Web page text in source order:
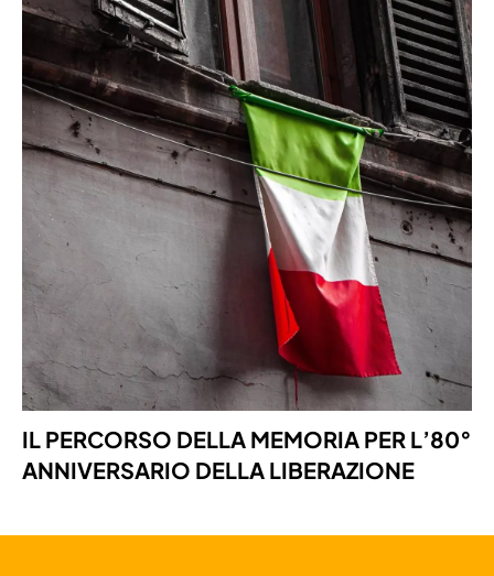
IL PERCORSO DELLA MEMORIA PER L’80°
ANNIVERSARIO DELLA LIBERAZIONE